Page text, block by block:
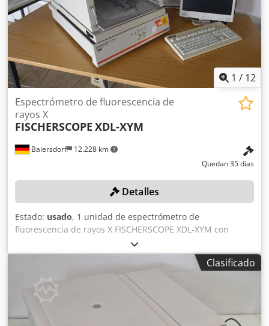
1 / 12
Baiersdorf 12.228 km
Espectrómetro de fluorescencia de
rayos X
FISCHERSCOPE XDL-XYM
Quedan 35 días
Detalles
Estado: usado, 1 unidad de espectrómetro de
fluorescencia de rayos X FISCHERSCOPE XDL-XYM con
teclado, monitor y ordenador Color: como se muestra en
las imágenes, según las fotos y la inspección Estado: usado
Clasificado